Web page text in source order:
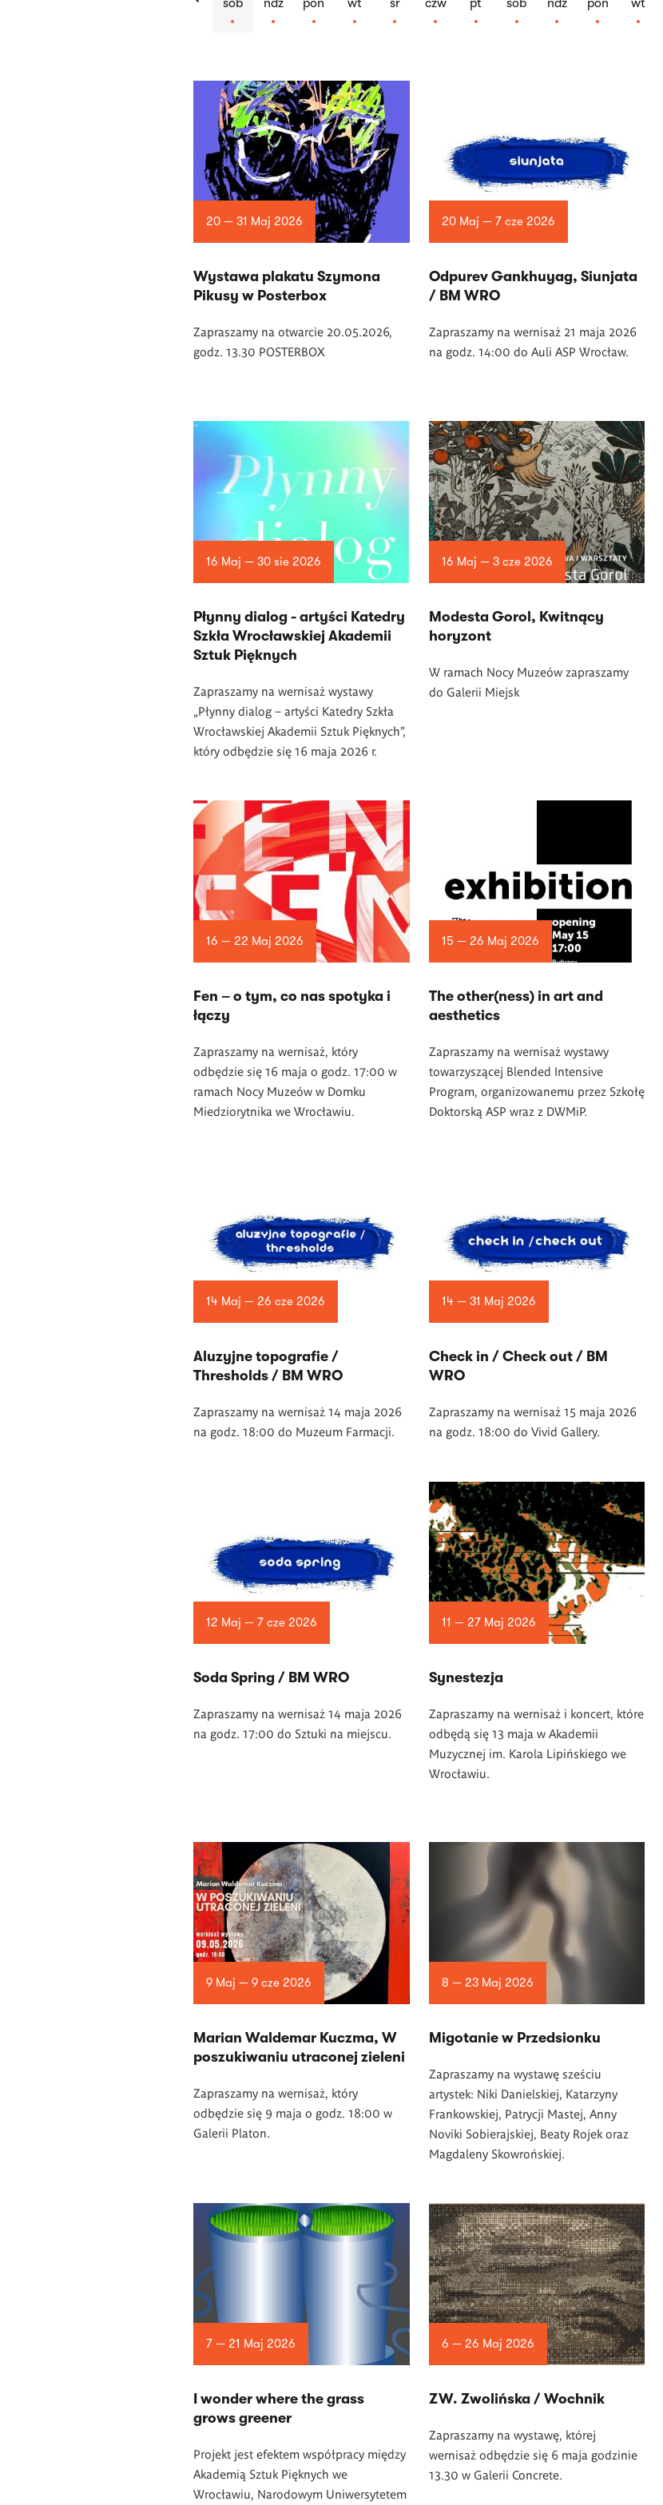
sob
ndz
pon
wt
śr
czw
pt
sob
ndz
pon
wt
Lista
artykułów
20 — 31 Maj 2026
Wystawa plakatu Szymona
Pikusy w Posterbox
Zapraszamy na otwarcie 20.05.2026,
godz. 13.30 POSTERBOX
20 Maj — 7 cze 2026
Odpurev Gankhuyag, Siunjata
/ BM WRO
Zapraszamy na wernisaż 21 maja 2026
na godz. 14:00 do Auli ASP Wrocław.
16 Maj — 30 sie 2026
Płynny dialog - artyści Katedry
Szkła Wrocławskiej Akademii
Sztuk Pięknych
Zapraszamy na wernisaż wystawy
„Płynny dialog – artyści Katedry Szkła
Wrocławskiej Akademii Sztuk Pięknych”,
który odbędzie się 16 maja 2026 r.
16 Maj — 3 cze 2026
Modesta Gorol, Kwitnący
horyzont
W ramach Nocy Muzeów zapraszamy
do Galerii Miejsk
16 — 22 Maj 2026
Fen – o tym, co nas spotyka i
łączy
Zapraszamy na wernisaż, który
odbędzie się 16 maja o godz. 17:00 w
ramach Nocy Muzeów w Domku
Miedziorytnika we Wrocławiu.
15 — 26 Maj 2026
The other(ness) in art and
aesthetics
Zapraszamy na wernisaż wystawy
towarzyszącej Blended Intensive
Program, organizowanemu przez Szkołę
Doktorską ASP wraz z DWMiP.
14 Maj — 26 cze 2026
Aluzyjne topografie /
Thresholds / BM WRO
Zapraszamy na wernisaż 14 maja 2026
na godz. 18:00 do Muzeum Farmacji.
14 — 31 Maj 2026
Check in / Check out / BM
WRO
Zapraszamy na wernisaż 15 maja 2026
na godz. 18:00 do Vivid Gallery.
12 Maj — 7 cze 2026
Soda Spring / BM WRO
Zapraszamy na wernisaż 14 maja 2026
na godz. 17:00 do Sztuki na miejscu.
11 — 27 Maj 2026
Synestezja
Zapraszamy na wernisaż i koncert, które
odbędą się 13 maja w Akademii
Muzycznej im. Karola Lipińskiego we
Wrocławiu.
9 Maj — 9 cze 2026
Marian Waldemar Kuczma, W
poszukiwaniu utraconej zieleni
Zapraszamy na wernisaż, który
odbędzie się 9 maja o godz. 18:00 w
Galerii Platon.
8 — 23 Maj 2026
Migotanie w Przedsionku
Zapraszamy na wystawę sześciu
artystek: Niki Danielskiej, Katarzyny
Frankowskiej, Patrycji Mastej, Anny
Noviki Sobierajskiej, Beaty Rojek oraz
Magdaleny Skowrońskiej.
7 — 21 Maj 2026
I wonder where the grass
grows greener
Projekt jest efektem współpracy między
Akademią Sztuk Pięknych we
Wrocławiu, Narodowym Uniwersytetem
6 — 26 Maj 2026
ZW. Zwolińska / Wochnik
Zapraszamy na wystawę, której
wernisaż odbędzie się 6 maja godzinie
13.30 w Galerii Concrete.